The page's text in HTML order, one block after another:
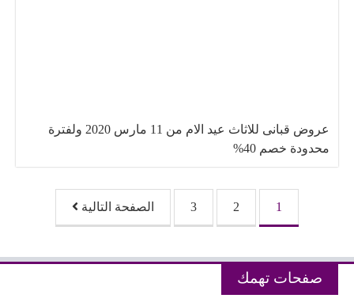
عروض قبانى للاثاث عيد الام من 11 مارس 2020 ولفترة
محدودة خصم 40%
تصفّح المقالات
1
2
3 الصفحة التالية
صفحات تهمك